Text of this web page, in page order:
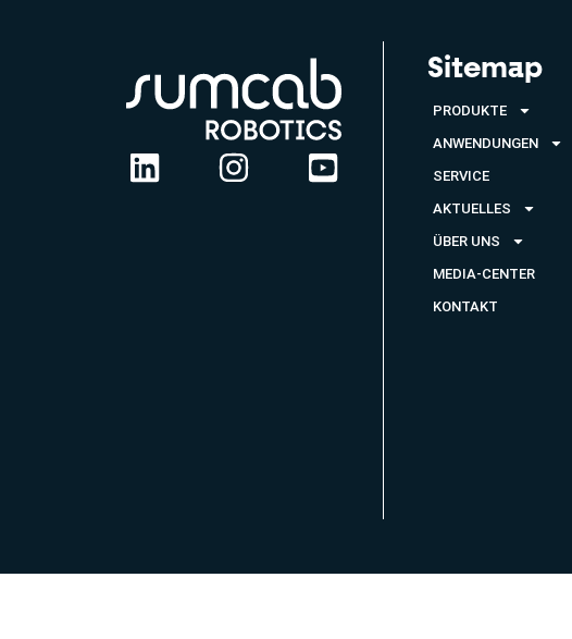
Sitemap
PRODUKTE
ANWENDUNGEN
SERVICE
AKTUELLES
ÜBER UNS
MEDIA-CENTER
KONTAKT